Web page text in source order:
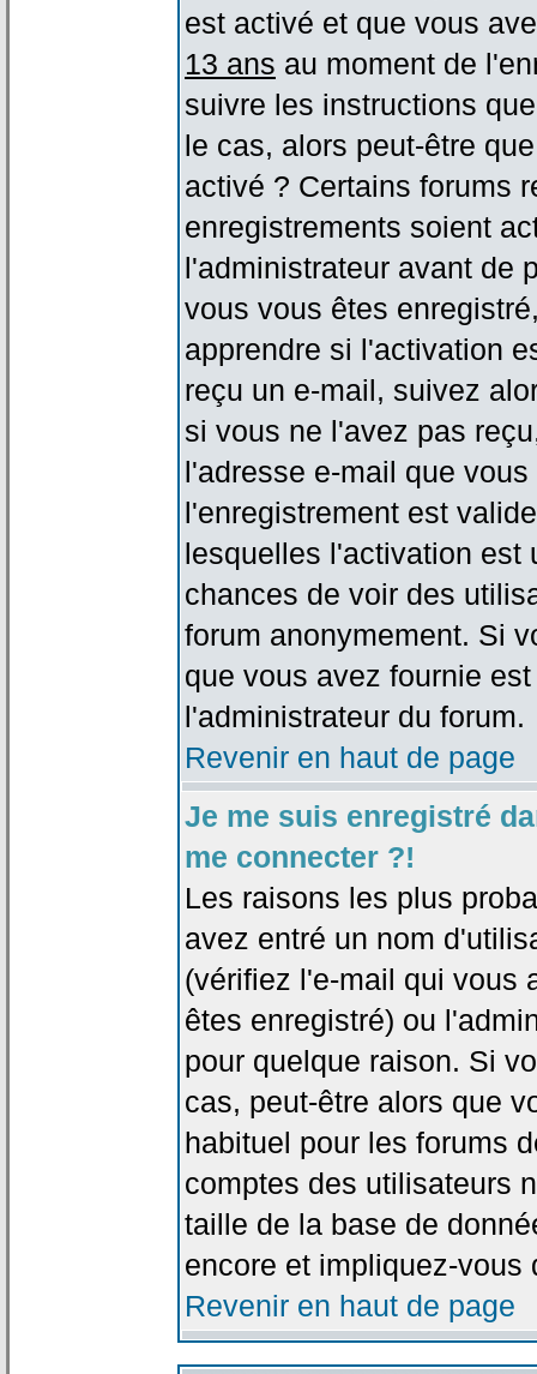
est activé et que vous
13 ans au moment de
suivre les instructions
le cas, alors peut-être
activé ? Certains forums
enregistrements soient
l'administrateur avant de
vous vous êtes
apprendre si l'activation
reçu un e-mail, suivez
si vous ne l'avez pas
l'adresse e-mail que
l'enregistrement est
lesquelles l'activation est
chances de voir des
forum anonymement. Si
que vous avez fournie
l'administrateur du forum.
Revenir en haut de page
Je me suis enregistré
me connecter ?!
Les raisons les plus
avez entré un nom
(vérifiez l'e-mail qui vous
êtes enregistré) ou
pour quelque raison. Si
cas, peut-être alors que
habituel pour les forums
comptes des utilisateurs
taille de la base de
encore et impliquez-
Revenir en haut de page